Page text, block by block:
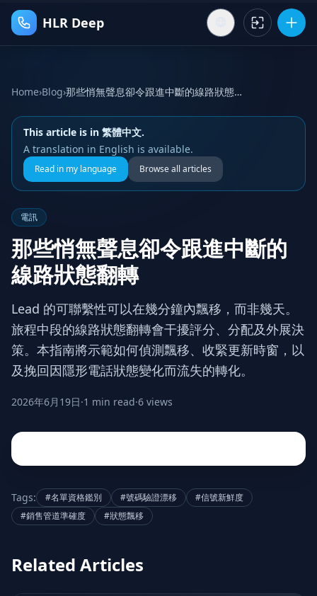
HLR Deep
Home›Blog› 那些悄無聲息卻令跟進中斷的線路狀態翻轉
This article is in 繁體中文.
A translation in English is available.
Read in my language Browse all articles
電訊
那些悄無聲息卻令跟進中斷的
線路狀態翻轉
Lead 的可聯繫性可以在幾分鐘內飄移，而非幾天。
旅程中段的線路狀態翻轉會干擾評分、分配及外展決
策。本指南將示範如何偵測飄移、收緊更新時窗，以
及挽回因隱形電話狀態變化而流失的轉化。
2026年6月19日·1 min read·6 views
Tags: #名單資格鑑別 #號碼驗證漂移
#信號新鮮度
#銷售管道準確度
#狀態飄移
Related Articles